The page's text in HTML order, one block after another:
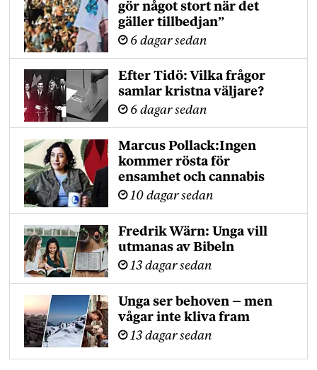
gör något stort när det
gäller tillbedjan”
6 dagar sedan
Efter Tidö: Vilka frågor
samlar kristna väljare?
6 dagar sedan
Marcus Pollack:Ingen
kommer rösta för
ensamhet och cannabis
10 dagar sedan
Fredrik Wärn: Unga vill
utmanas av Bibeln
13 dagar sedan
Unga ser behoven – men
vågar inte kliva fram
13 dagar sedan